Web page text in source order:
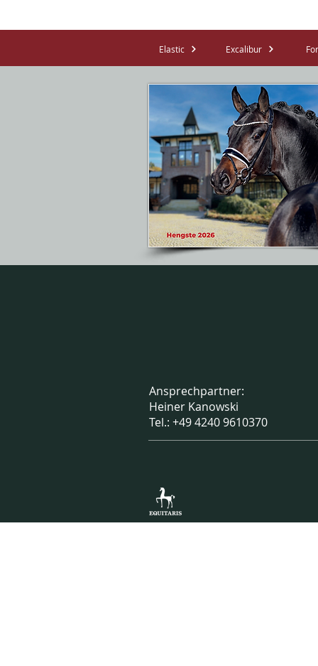
Elastic Excalibur
Ansprechpartner:
Heiner Kanowski
Tel.: +49 4240 9610370